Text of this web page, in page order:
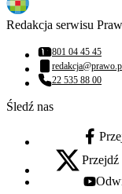
Redakcja serwisu
Numer telefonu:
801 04 45 45
Adres email:
Numer telefonu:
22 535 88 00
Śledź nas
facebook
x - otwiera się w
youtube -